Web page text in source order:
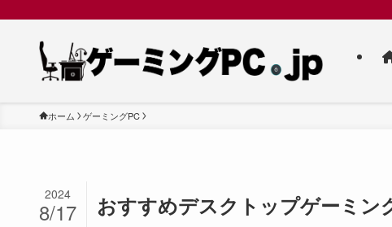
ホーム ゲーミングPC
おすすめデスクトップゲーミン
2024
8/17